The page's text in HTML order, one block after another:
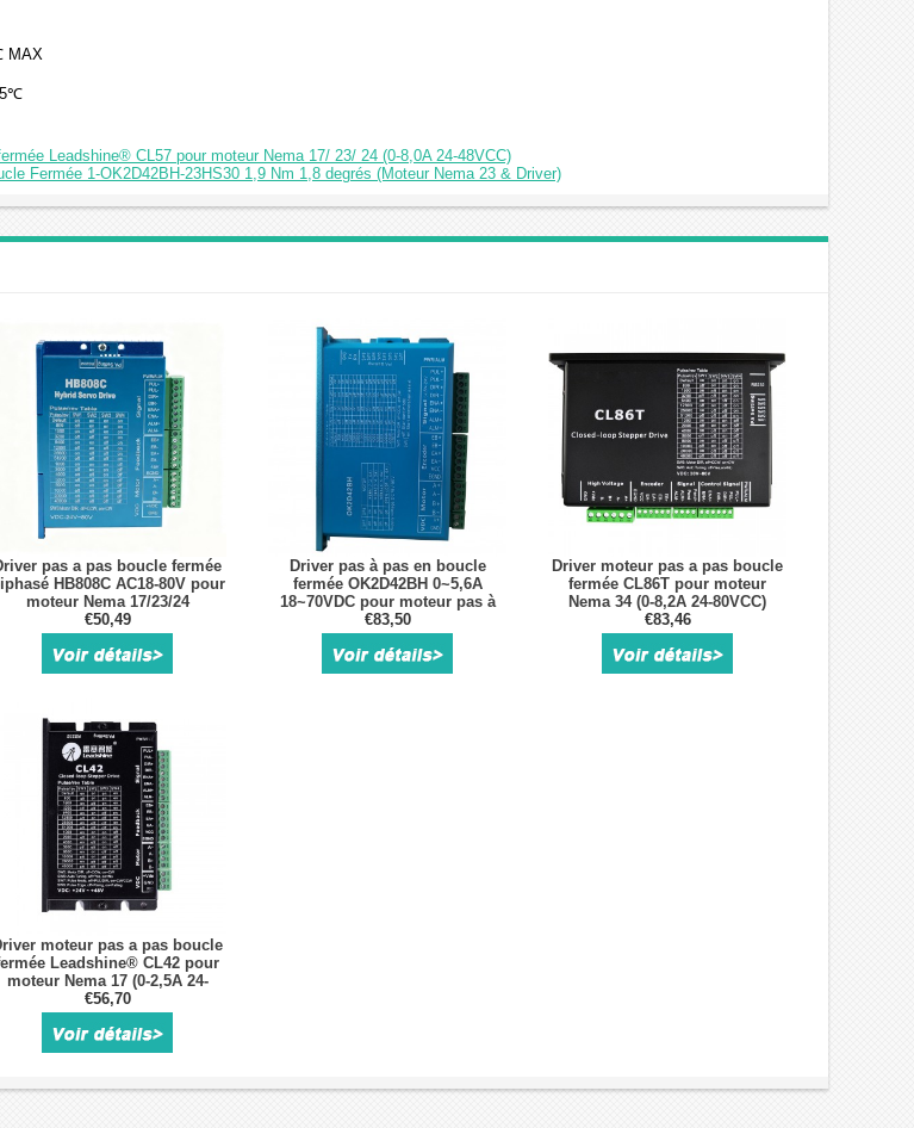
MAX
Leadshine® CL57 pour moteur Nema 17/ 23/ 24 (0-8,0A 24-48VCC)
Fermée 1-OK2D42BH-23HS30 1,9 Nm 1,8 degrés (Moteur Nema 23 & Driver)
pas a pas boucle fermée
HB808C AC18-80V pour
moteur Nema 17/23/24
€50,49
Driver pas à pas en boucle
fermée OK2D42BH 0~5,6A
18~70VDC pour moteur pas à
pas Nema 17, Nema 23, Nema
24
€83,50
Driver moteur pas a pas boucle
fermée CL86T pour moteur
Nema 34 (0-8,2A 24-80VCC)
€83,46
moteur pas a pas boucle
Leadshine® CL42 pour
moteur Nema 17 (0-2,5A 24-
48VCC)
€56,70